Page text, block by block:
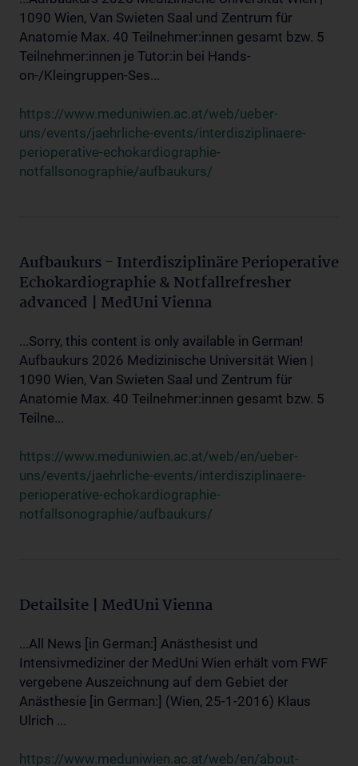
1090 Wien, Van Swieten Saal und Zentrum für
Anatomie Max. 40 Teilnehmer:innen gesamt bzw. 5
Teilnehmer:innen je Tutor:in bei Hands-
on-/Kleingruppen-Ses...
https://www.meduniwien.ac.at/web/ueber-
uns/events/jaehrliche-events/interdisziplinaere-
perioperative-echokardiographie-
notfallsonographie/aufbaukurs/
Aufbaukurs - Interdisziplinäre Perioperative
Echokardiographie & Notfallrefresher
advanced | MedUni Vienna
...Sorry, this content is only available in German!
Aufbaukurs 2026 Medizinische Universität Wien |
1090 Wien, Van Swieten Saal und Zentrum für
Anatomie Max. 40 Teilnehmer:innen gesamt bzw. 5
Teilne...
https://www.meduniwien.ac.at/web/en/ueber-
uns/events/jaehrliche-events/interdisziplinaere-
perioperative-echokardiographie-
notfallsonographie/aufbaukurs/
Detailsite | MedUni Vienna
...All News [in German:] Anästhesist und
Intensivmediziner der MedUni Wien erhält vom FWF
vergebene Auszeichnung auf dem Gebiet der
Anästhesie [in German:] (Wien, 25-1-2016) Klaus
Ulrich ...
https://www.meduniwien.ac.at/web/en/about-